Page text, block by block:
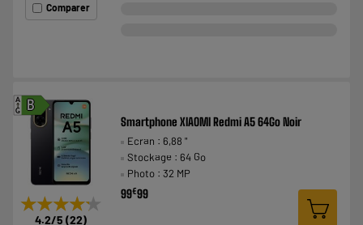
Comparer
B
A
G
★★★★★
★★★★★
4.2/5 (22)
Smartphone XIAOMI Redmi A5 64Go Noir
Ecran : 6,88 "
Stockage : 64 Go
Photo : 32 MP
99€99